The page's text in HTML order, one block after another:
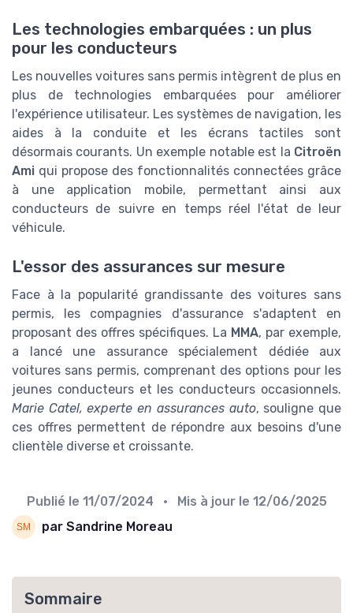
Les technologies embarquées : un plus
pour les conducteurs
Les nouvelles voitures sans permis intègrent de plus en
plus de technologies embarquées pour améliorer
l'expérience utilisateur. Les systèmes de navigation, les
aides à la conduite et les écrans tactiles sont
désormais courants. Un exemple notable est la Citroën
Ami qui propose des fonctionnalités connectées grâce
à une application mobile, permettant ainsi aux
conducteurs de suivre en temps réel l'état de leur
véhicule.
L'essor des assurances sur mesure
Face à la popularité grandissante des voitures sans
permis, les compagnies d'assurance s'adaptent en
proposant des offres spécifiques. La MMA, par exemple,
a lancé une assurance spécialement dédiée aux
voitures sans permis, comprenant des options pour les
jeunes conducteurs et les conducteurs occasionnels.
Marie Catel, experte en assurances auto, souligne que
ces offres permettent de répondre aux besoins d'une
clientèle diverse et croissante.
Publié le 11/07/2024 • Mis à jour le 12/06/2025
par Sandrine Moreau
Sommaire